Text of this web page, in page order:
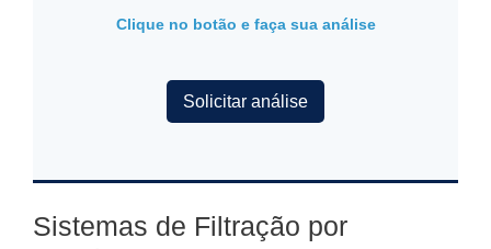
Clique no botão e faça sua análise
Solicitar análise
Sistemas de Filtração por